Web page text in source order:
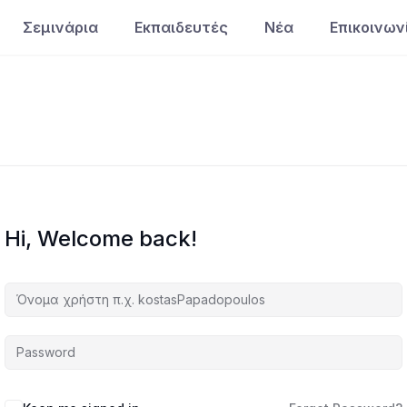
Σεμινάρια Εκπαιδευτές Νέα
Hi, Welcome back!